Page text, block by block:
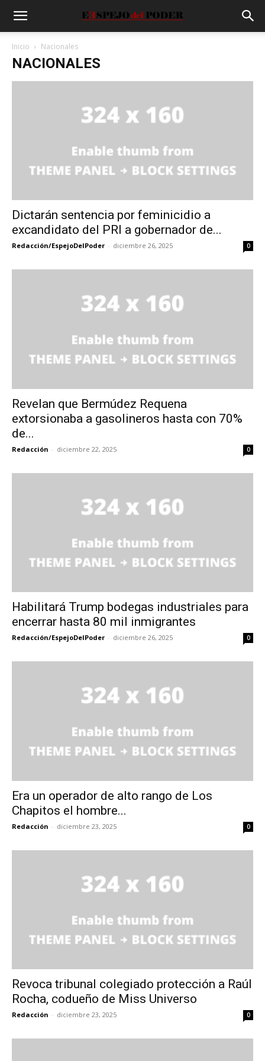
Inicio Nacionales
NACIONALES
Dictarán sentencia por feminicidio a
excandidato del PRI a gobernador de...
Redacción/EspejoDelPoder - diciembre 26, 2025 0
Revelan que Bermúdez Requena
extorsionaba a gasolineros hasta con 70%
de...
Redacción - diciembre 22, 2025 0
Habilitará Trump bodegas industriales para
encerrar hasta 80 mil inmigrantes
Redacción/EspejoDelPoder - diciembre 26, 2025 0
Era un operador de alto rango de Los
Chapitos el hombre...
Redacción - diciembre 23, 2025 0
Revoca tribunal colegiado protección a Raúl
Rocha, codueño de Miss Universo
Redacción - diciembre 23, 2025 0